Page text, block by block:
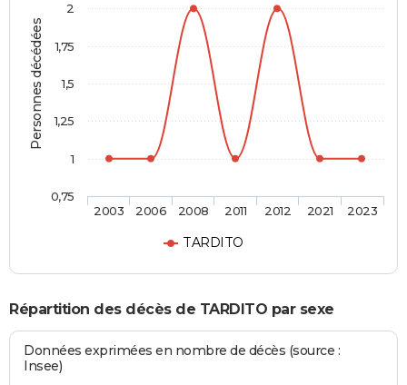
Personnes décédées
TARDITO
2003 2006 2008 2011 2012 2021 2023
0,75
1
1,25
1,5
1,75
2
Répartition des décès de TARDITO par sexe
Données exprimées en nombre de décès (source :
Insee)